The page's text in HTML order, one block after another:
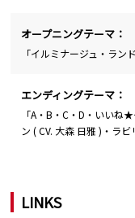
オープニングテーマ：
「イルミナージュ・ラ
エンディングテーマ：
「A・B・C・D・いいね
ン ( CV. 大森 日雅 )・ラ
LINKS